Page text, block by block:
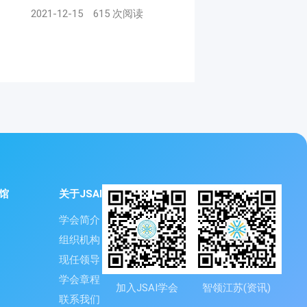
2021-12-15 615 次阅读
关于JSAI
学会简介
组织机构
现任领导
学会章程
联系我们
加入JSAI学会 智领江苏(资讯)